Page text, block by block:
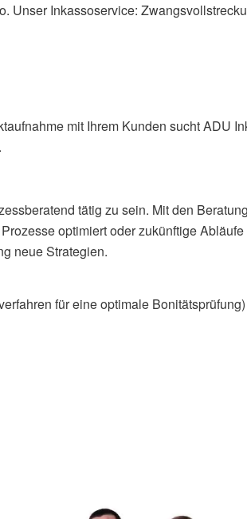
Unser Inkassoservice:
mit Ihrem Kunden sucht ADU
tätig zu sein. Mit den
optimiert oder zukünftige Abläufe
neue Strategien.
für eine optimale Bonitätsprüfung)